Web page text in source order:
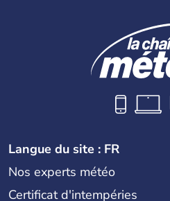
Langue du site : FR
Nos experts météo
Certificat d'intempéries